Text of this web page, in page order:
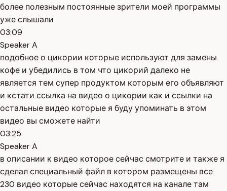
более полезным постоянные зрители моей программы
уже слышали
03:09
Speaker A
подобное о цикории которые используют для замены
кофе и убедились в том что цикорий далеко не
является тем супер продуктом которым его объявляют
и кстати ссылка на видео о цикории как и ссылки на
остальные видео которые я буду упоминать в этом
видео вы сможете найти
03:25
Speaker A
в описании к видео которое сейчас смотрите и также я
сделал специальный файл в котором размещены все
230 видео которые сейчас находятся на канале там